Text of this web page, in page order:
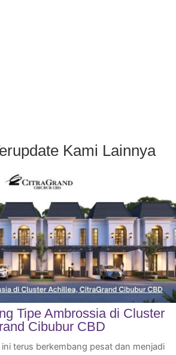
Kami Lainnya
Tipe Ambrossia di Cluster
Cibubur CBD
terus berkembang pesat dan menjadi